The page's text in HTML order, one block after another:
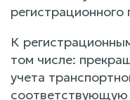
К
том числе:
учета
соответствующую